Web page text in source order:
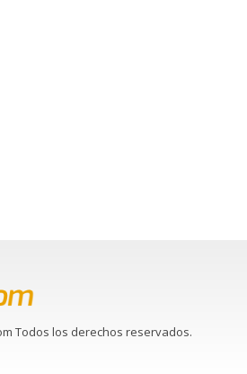
Todos los derechos reservados.